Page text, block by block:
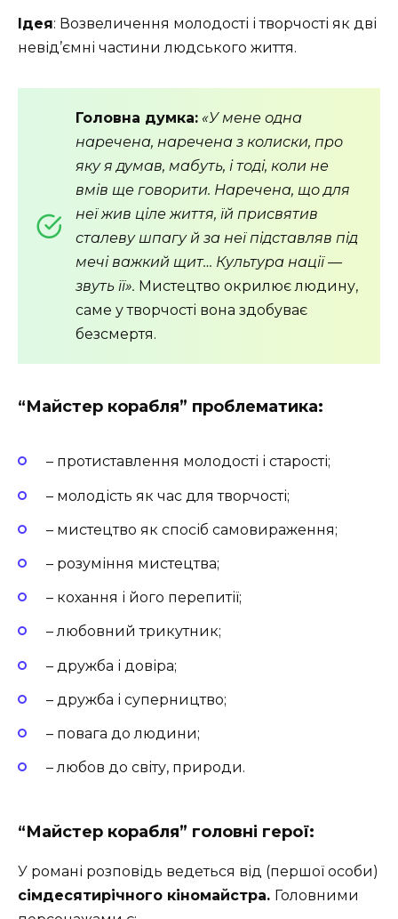
Ідея: Возвеличення молодості і творчості як дві
невід’ємні частини людського життя.
Головна думка: «У мене одна
наречена, наречена з колиски, про
яку я думав, мабуть, і тоді, коли не
вмів ще говорити. Наречена, що для
неї жив ціле життя, їй присвятив
сталеву шпагу й за неї підставляв під
мечі важкий щит… Культура нації —
звуть її». Мистецтво окрилює людину,
саме у творчості вона здобуває
безсмертя.
“Майстер корабля” проблематика:
– протиставлення молодості і старості;
– молодість як час для творчості;
– мистецтво як спосіб самовираження;
– розуміння мистецтва;
– кохання і його перепитії;
– любовний трикутник;
– дружба і довіра;
– дружба і суперництво;
– повага до людини;
– любов до світу, природи.
“Майстер корабля” головні герої:
У романі розповідь ведеться від (першої особи)
сімдесятирічного кіномайстра. Головними